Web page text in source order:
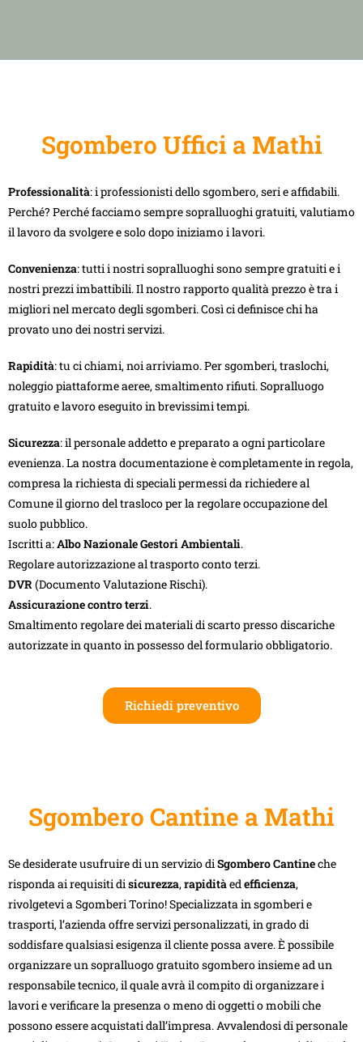
Sgombero Uffici a Mathi
Professionalità: i professionisti dello sgombero, seri e affidabili.
Perché? Perché facciamo sempre sopralluoghi gratuiti, valutiamo
il lavoro da svolgere e solo dopo iniziamo i lavori.
Convenienza: tutti i nostri sopralluoghi sono sempre gratuiti e i
nostri prezzi imbattibili. Il nostro rapporto qualità prezzo è tra i
migliori nel mercato degli sgomberi. Così ci definisce chi ha
provato uno dei nostri servizi.
Rapidità: tu ci chiami, noi arriviamo. Per sgomberi, traslochi,
noleggio piattaforme aeree, smaltimento rifiuti. Sopralluogo
gratuito e lavoro eseguito in brevissimi tempi.
Sicurezza: il personale addetto e preparato a ogni particolare
evenienza. La nostra documentazione è completamente in regola,
compresa la richiesta di speciali permessi da richiedere al
Comune il giorno del trasloco per la regolare occupazione del
suolo pubblico.
Iscritti a:Albo Nazionale Gestori Ambientali.
Regolare autorizzazione al trasporto conto terzi.
DVR (Documento Valutazione Rischi).
Assicurazione contro terzi.
Smaltimento regolare dei materiali di scarto presso discariche
autorizzate in quanto in possesso del formulario obbligatorio.
Richiedi preventivo
Sgombero Cantine a Mathi
Se desiderate usufruire di un servizio di Sgombero Cantineche
risponda ai requisiti di sicurezza, rapidità ed efficienza,
rivolgetevi a Sgomberi Torino! Specializzata in sgomberi e
trasporti, l’azienda offre servizi personalizzati, in grado di
soddisfare qualsiasi esigenza il cliente possa avere. È possibile
organizzare un sopralluogo gratuito sgombero insieme ad un
responsabile tecnico, il quale avrà il compito di organizzare i
lavori e verificare la presenza o meno di oggetti o mobili che
possono essere acquistati dall’impresa. Avvalendosi di personale